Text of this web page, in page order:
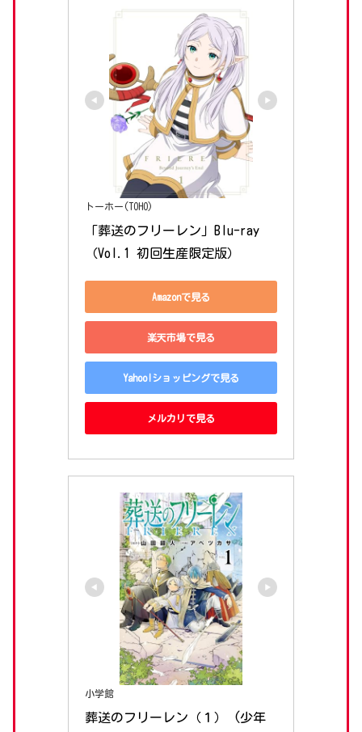
トーホー(TOHO)
「葬送のフリーレン」Blu-ray
（Vol.1 初回生産限定版）
Amazonで見る
楽天市場で見る
Yahoo!ショッピングで見る
メルカリで見る
小学館
葬送のフリーレン（１） (少年